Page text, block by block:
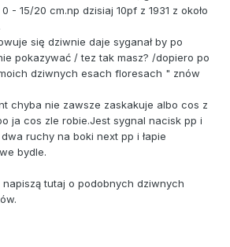
- 15/20 cm.np dzisiaj 10pf z 1931 z około
się dziwnie daje syganał by po
pokazywać / tez tak masz? /dopiero po
dziwnych esach floresach " znów
chyba nie zawsze zaskakuje albo cos z
ja cos zle robie.Jest sygnal nacisk pp i
ruchy na boki next pp i łapie
bydle.
tutaj o podobnych dziwnych